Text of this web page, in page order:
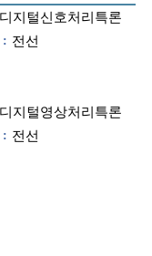
디지털신호처리특론
: 전선
디지털영상처리특론
: 전선